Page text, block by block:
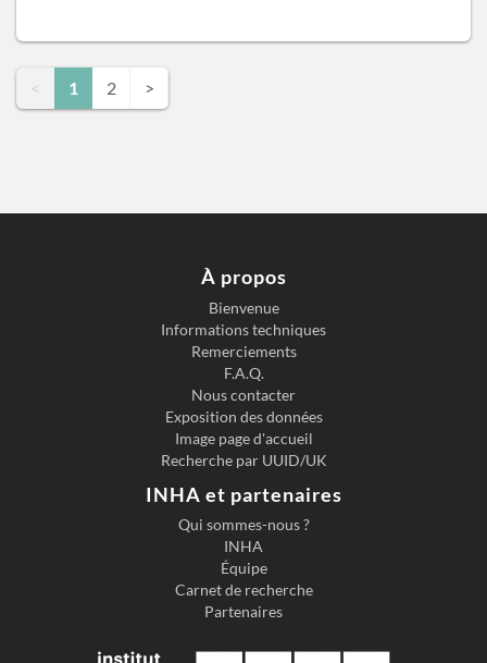
< 1 2 >
À propos
Bienvenue
Informations techniques
Remerciements
F.A.Q.
Nous contacter
Exposition des données
Image page d'accueil
Recherche par UUID/UK
INHA et partenaires
Qui sommes-nous ?
INHA
Équipe
Carnet de recherche
Partenaires